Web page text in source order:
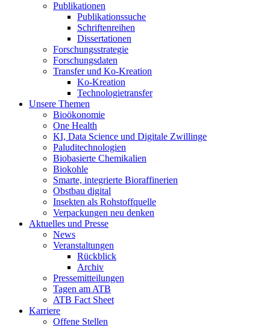
Publikationen
Publikationssuche
Schriftenreihen
Dissertationen
Forschungsstrategie
Forschungsdaten
Transfer und Ko-Kreation
Ko-Kreation
Technologietransfer
Unsere Themen
Bioökonomie
One Health
KI, Data Science und Digitale Zwillinge
Paluditechnologien
Biobasierte Chemikalien
Biokohle
Smarte, integrierte Bioraffinerien
Obstbau digital
Insekten als Rohstoffquelle
Verpackungen neu denken
Aktuelles und Presse
News
Veranstaltungen
Rückblick
Archiv
Pressemitteilungen
Tagen am ATB
ATB Fact Sheet
Karriere
Offene Stellen